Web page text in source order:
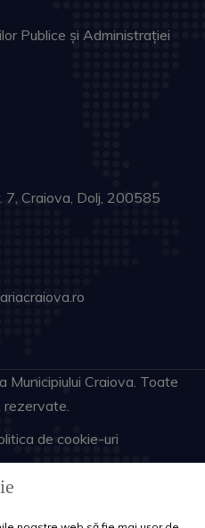
Publice și Administrației
7, Craiova, Dolj, 200585
Craiova. Toate
rezervate.
de cookie-uri